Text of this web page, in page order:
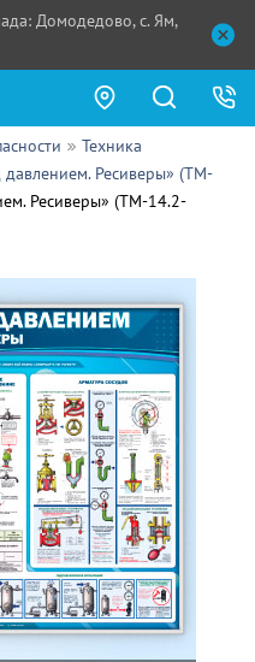
Домодедово, с. Ям,
Техника
Ресиверы» (TM-
Ресиверы» (TM-14.2-